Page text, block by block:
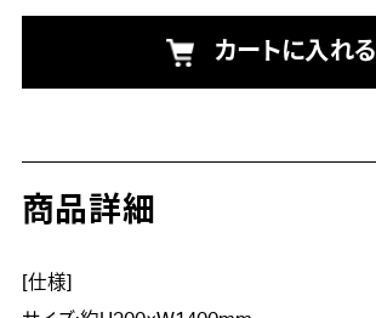
カートに入れる
商品詳細
[仕様]